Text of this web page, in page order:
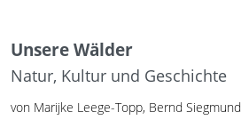
Unsere Wälder
Natur, Kultur und Geschichte
von Marijke Leege-Topp, Bernd Siegmund